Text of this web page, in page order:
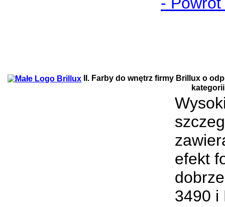
II. Farby do wnętrz firmy Brillux o
kategorii
efekt
3490 i